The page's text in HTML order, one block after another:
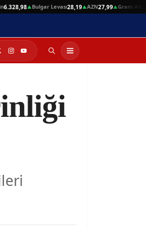
▲Bulgar Levası28,19▲AZN27,99▲Gram Altın